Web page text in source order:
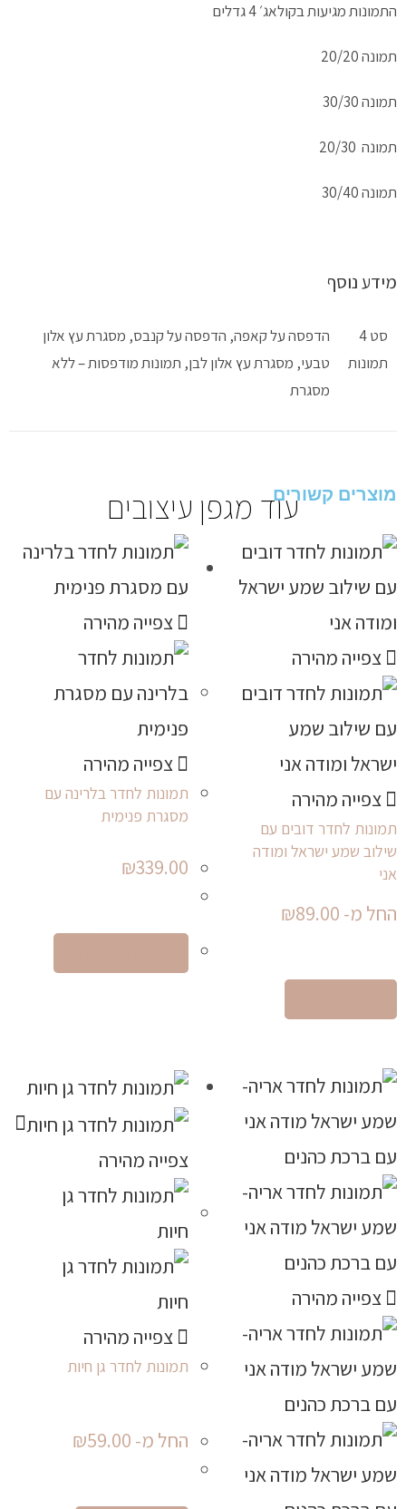
התמונות מגיעות בקולאג׳ 4 גדלים
תמונה 20/20
תמונה 30/30
תמונה 20/30
תמונה 30/40
מידע נוסף
סט 4
תמונות
הדפסה על קאפה, הדפסה על קנבס, מסגרת עץ אלון
טבעי, מסגרת עץ אלון לבן, תמונות מודפסות – ללא
מסגרת
עוד מגפן עיצוביםמוצרים קשורים
צפייה מהירה
צפייה מהירה
תמונות לחדר דובים עם
שילוב שמע ישראל ומודה
אני
החל מ- ₪89.00
צפייה מהירה
צפייה מהירה
תמונות לחדר בלרינה עם
מסגרת פנימית
₪339.00
צפייה מהירה
צפייה מהירה
צפייה מהירה
תמונות לחדר גן חיות
החל מ- ₪59.00